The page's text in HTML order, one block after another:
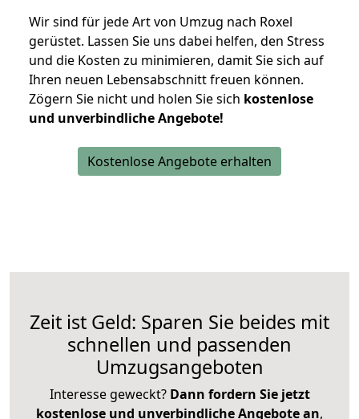
Wir sind für jede Art von Umzug nach Roxel
gerüstet. Lassen Sie uns dabei helfen, den Stress
und die Kosten zu minimieren, damit Sie sich auf
Ihren neuen Lebensabschnitt freuen können.
Zögern Sie nicht und holen Sie sich kostenlose
und unverbindliche Angebote!
Kostenlose Angebote erhalten
Zeit ist Geld: Sparen Sie beides mit
schnellen und passenden
Umzugsangeboten
Interesse geweckt? Dann fordern Sie jetzt
kostenlose und unverbindliche Angebote an,